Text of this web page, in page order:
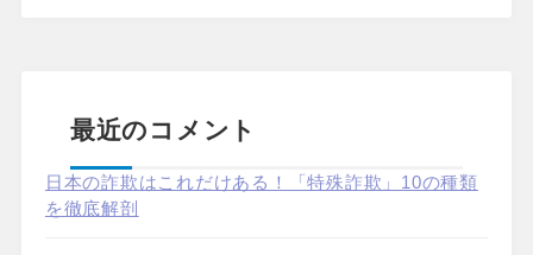
最近のコメント
日本の詐欺はこれだけある！「特殊詐欺」10の種類
を徹底解剖